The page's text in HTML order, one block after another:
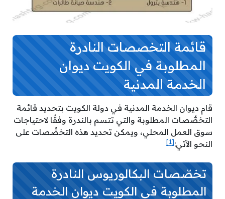
قائمة التخصصات النادرة
المطلوبة في الكويت ديوان
الخدمة المدنية
قام ديوان الخدمة المدنية في دولة الكويت بتحديد قائمة
التخصُّصات المطلوبة والتي تتسم بالندرة وفقًا لاحتياجات
سوق العمل المحلي، ويمكن تحديد هذه التخصُّصات على
النحو الآتي:[1]
تخصّصات البكالوريوس النادرة
المطلوبة في الكويت ديوان الخدمة